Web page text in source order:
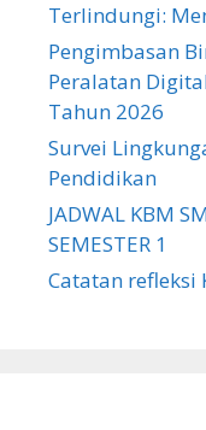
Terlindungi:
Pengimbasan
Peralatan
Tahun 2026
Survei
Pendidikan
JADWAL KBM
SEMESTER 1
Catatan refleksi